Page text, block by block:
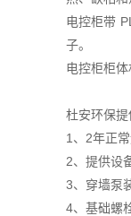
电控柜带
子。
电控柜柜
杜安环保
1、2年正
2、提供设
3、穿墙泵
4、基础螺